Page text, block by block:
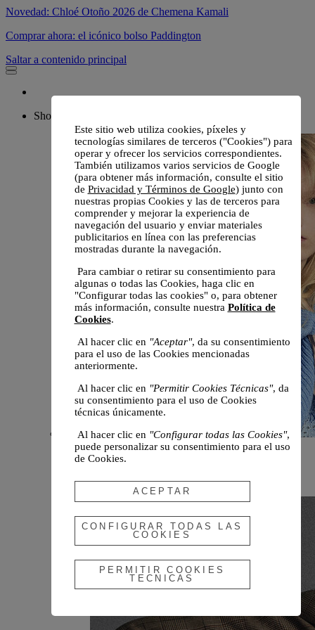
Novedad: Chloé Otoño 2026 de Chemena Kamali
Comprar ahora: el icónico bolso Paddington
Saltar a contenido principal
Shop
Novedades
Otoño 2026
Este sitio web utiliza cookies, píxeles y
tecnologías similares de terceros ("Cookies") para
operar y ofrecer los servicios correspondientes.
También utilizamos varios servicios de Google
(para obtener más información, consulte el sitio
de Privacidad y Términos de Google) junto con
nuestras propias Cookies y las de terceros para
comprender y mejorar la experiencia de
navegación del usuario y enviar materiales
publicitarios en línea con las preferencias
mostradas durante la navegación.
Para cambiar o retirar su consentimiento para
algunas o todas las Cookies, haga clic en
"Configurar todas las cookies" o, para obtener
más información, consulte nuestra Política de
Cookies.
Al hacer clic en "Aceptar", da su consentimiento
para el uso de las Cookies mencionadas
anteriormente.
Al hacer clic en "Permitir Cookies Técnicas", da
su consentimiento para el uso de Cookies
técnicas únicamente.
Al hacer clic en "Configurar todas las Cookies",
puede personalizar su consentimiento para el uso
de Cookies.
ACEPTAR
CONFIGURAR TODAS LAS
COOKIES
PERMITIR COOKIES
TECNICAS